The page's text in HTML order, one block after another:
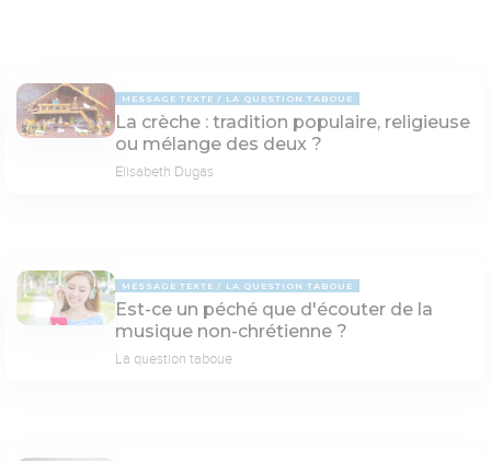
MESSAGE TEXTE LA QUESTION TABOUE
La crèche : tradition populaire, religieuse
ou mélange des deux ?
Elisabeth Dugas
MESSAGE TEXTE LA QUESTION TABOUE
Est-ce un péché que d'écouter de la
musique non-chrétienne ?
La question taboue